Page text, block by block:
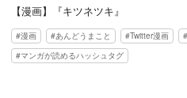
【漫画】『キツネツキ』
漫画 あんどうまこと Twitter漫画
マンガが読めるハッシュタグ